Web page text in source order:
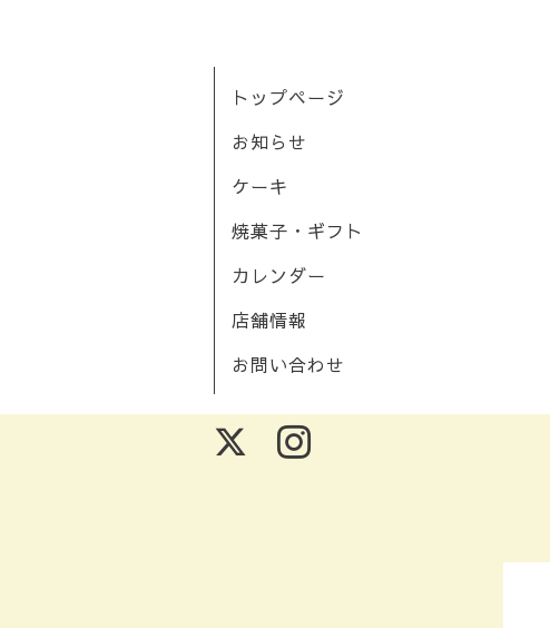
トップページ
お知らせ
ケーキ
焼菓子・ギフト
カレンダー
店舗情報
お問い合わせ